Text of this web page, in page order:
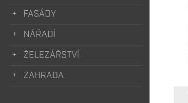
FASÁDY
NÁŘADÍ
ŽELEZÁŘSTVÍ
ZAHRADA